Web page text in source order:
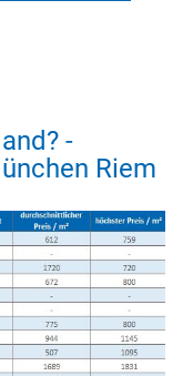
-
Riem